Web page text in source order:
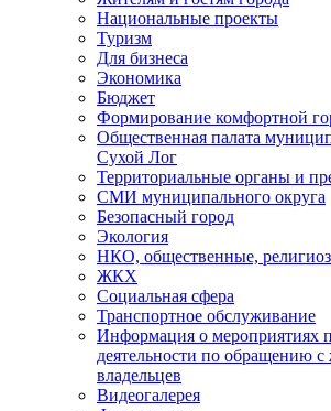
Национальные проекты
Туризм
Для бизнеса
Экономика
Бюджет
Формирование комфортной
Общественная палата
Сухой Лог
Территориальные органы и
СМИ муниципального округа
Безопасный город
Экология
НКО, общественные,
ЖКХ
Социальная сфера
Транспортное обслуживание
Информация о мероприятиях
деятельности по обращению
владельцев
Видеогалерея